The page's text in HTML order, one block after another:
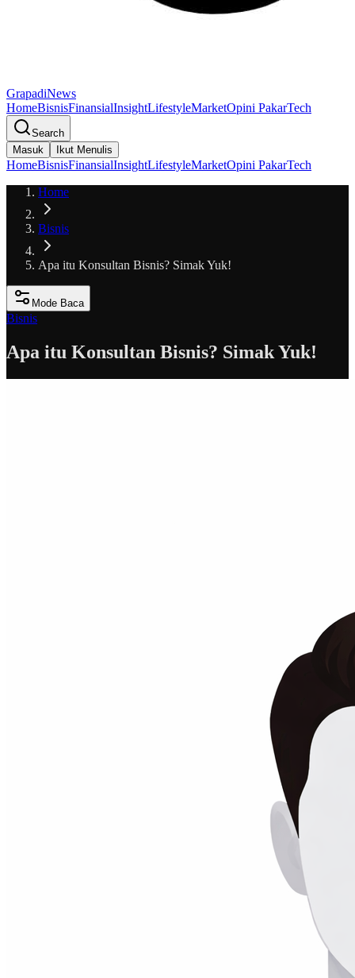
GrapadiNews
HomeBisnisFinansialInsightLifestyleMarketOpini PakarTech
Search
Masuk
Ikut Menulis
HomeBisnisFinansialInsightLifestyleMarketOpini PakarTech
Home
Bisnis
Apa itu Konsultan Bisnis? Simak Yuk!
Mode Baca
Bisnis
Apa itu Konsultan Bisnis? Simak Yuk!